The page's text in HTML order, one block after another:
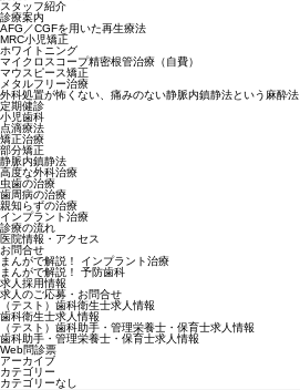
スタッフ紹介
診療案内
AFG／CGFを用いた再生療法
MRC小児矯正
ホワイトニング
マイクロスコープ精密根管治療（自費）
マウスピース矯正
メタルフリー治療
外科処置が怖くない、痛みのない静脈内鎮静法という麻酔法
定期健診
小児歯科
点滴療法
矯正治療
部分矯正
静脈内鎮静法
高度な外科治療
虫歯の治療
歯周病の治療
親知らずの治療
インプラント治療
診療の流れ
医院情報・アクセス
お問合せ
まんがで解説！ インプラント治療
まんがで解説！ 予防歯科
求人採用情報
求人のご応募・お問合せ
（テスト）歯科衛生士求人情報
歯科衛生士求人情報
（テスト）歯科助手・管理栄養士・保育士求人情報
歯科助手・管理栄養士・保育士求人情報
Web問診票
アーカイブ
カテゴリー
カテゴリーなし